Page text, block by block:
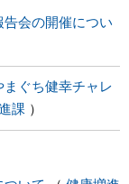
告会の開催につい
まぐち健幸チャレ
課